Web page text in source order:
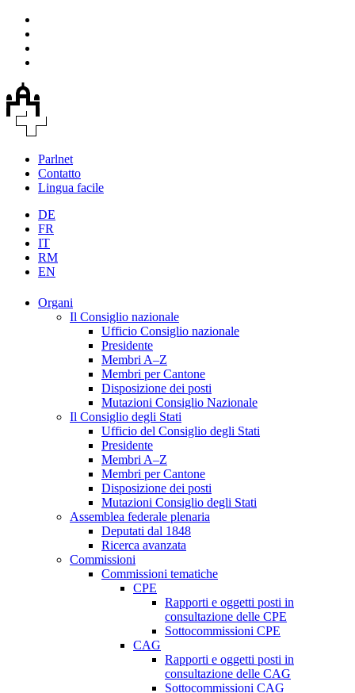
Parlnet
Contatto
Lingua facile
DE
FR
IT
RM
EN
Organi
Il Consiglio nazionale
Ufficio Consiglio nazionale
Presidente
Membri A–Z
Membri per Cantone
Disposizione dei posti
Mutazioni Consiglio Nazionale
Il Consiglio degli Stati
Ufficio del Consiglio degli Stati
Presidente
Membri A–Z
Membri per Cantone
Disposizione dei posti
Mutazioni Consiglio degli Stati
Assemblea federale plenaria
Deputati dal 1848
Ricerca avanzata
Commissioni
Commissioni tematiche
CPE
Rapporti e oggetti posti in
consultazione delle CPE
Sottocommissioni CPE
CAG
Rapporti e oggetti posti in
consultazione delle CAG
Sottocommissioni CAG